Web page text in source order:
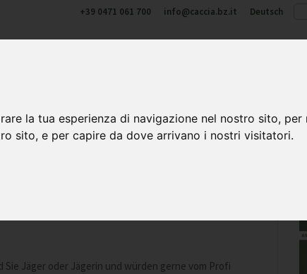
la tua esperienza di navigazione nel nostro sito,
sito, e per capire da dove arrivano i nostri visitatori.
+39 0471 061 700 info@caccia.bz.it Deutsch
Sie Jäger oder Jägerin und würden gerne vom Profi